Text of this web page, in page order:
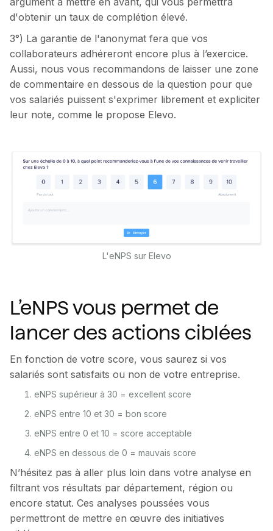
d'obtenir un taux de complétion élevé.
3°) La garantie de l'anonymat fera que vos
collaborateurs adhéreront encore plus à l’exercice.
Aussi, nous vous recommandons de laisser une zone
de commentaire en dessous de la question pour que
vos salariés puissent s'exprimer librement et expliciter
leur note, comme le propose Elevo.
L'eNPS sur Elevo
L’eNPS vous permet de
lancer des actions ciblées
En fonction de votre score, vous saurez si vos
salariés sont satisfaits ou non de votre entreprise.
eNPS supérieur à 30 = excellent score
eNPS entre 10 et 30 = bon score
eNPS entre 0 et 10 = score acceptable
eNPS en dessous de 0 = mauvais score
N’hésitez pas à aller plus loin dans votre analyse en
filtrant vos résultats par département, région ou
encore statut. Ces analyses poussées vous
permettront de mettre en œuvre des initiatives